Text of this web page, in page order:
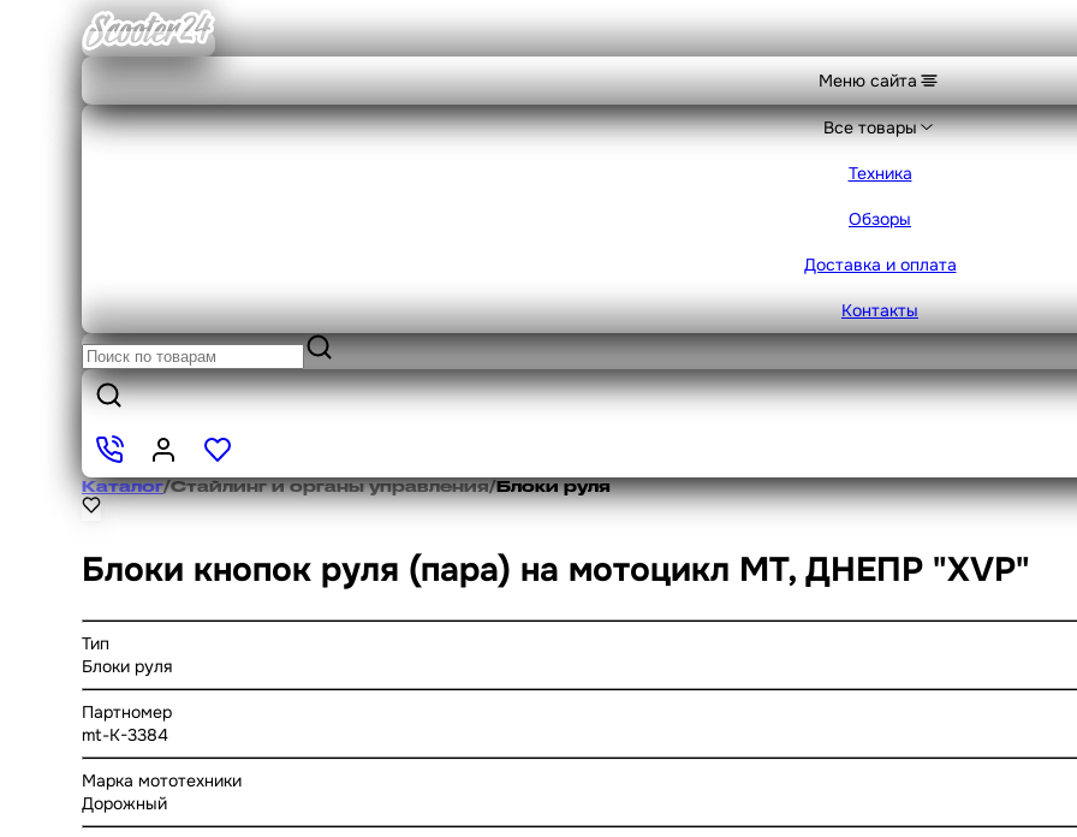
Меню сайта
Все товары
Техника
Обзоры
Доставка и оплата
Контакты
Каталог/Стайлинг и органы управления/Блоки руля
Блоки кнопок руля (пара) на мотоцикл МТ, ДНЕПР "XVP"
Тип
Блоки руля
Партномер
mt-K-3384
Марка мототехники
Дорожный